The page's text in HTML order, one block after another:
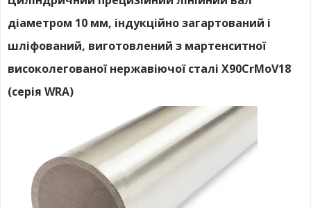
діаметром 10 мм, індукційно загартований і
шліфований, виготовлений з мартенситної
високолегованої нержавіючої сталі X90CrMoV18
(серія WRA)